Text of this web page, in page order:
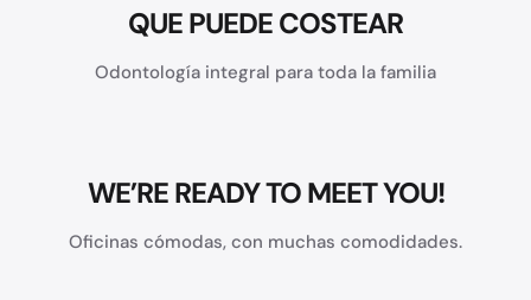
QUE PUEDE COSTEAR
Odontología integral para toda la familia
WE’RE READY TO MEET YOU!
Oficinas cómodas, con muchas comodidades.